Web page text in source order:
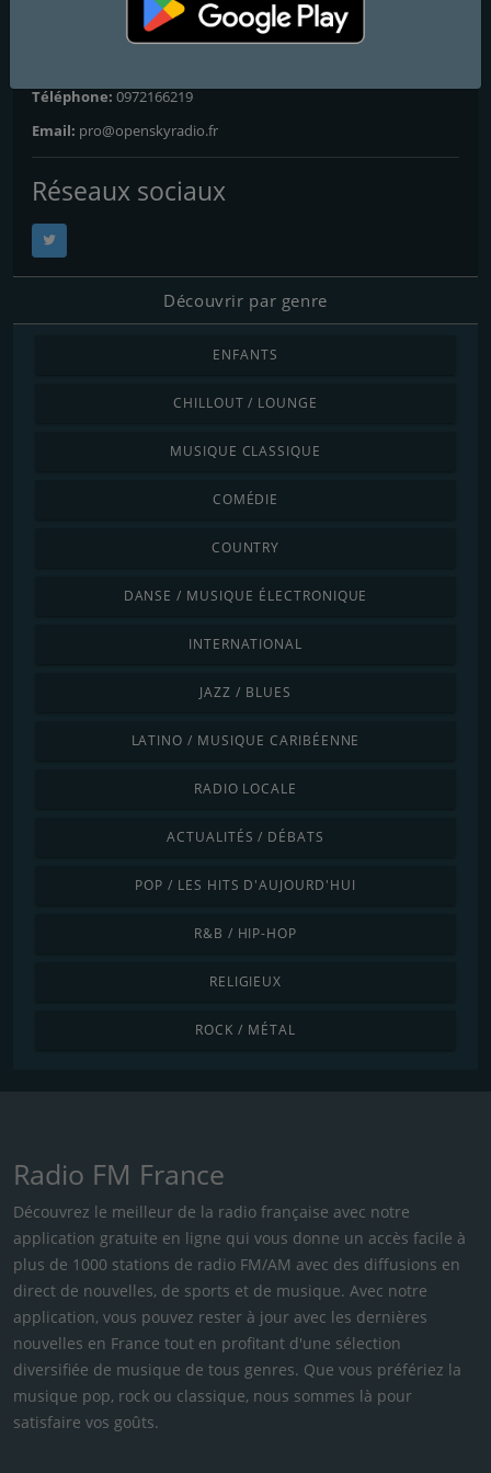
Contacts
Téléphone: 0972166219
Email: pro@openskyradio.fr
Réseaux sociaux
Découvrir par genre
ENFANTS
CHILLOUT / LOUNGE
MUSIQUE CLASSIQUE
COMÉDIE
COUNTRY
DANSE / MUSIQUE ÉLECTRONIQUE
INTERNATIONAL
JAZZ / BLUES
LATINO / MUSIQUE CARIBÉENNE
RADIO LOCALE
ACTUALITÉS / DÉBATS
POP / LES HITS D'AUJOURD'HUI
R&B / HIP-HOP
RELIGIEUX
ROCK / MÉTAL
Radio FM France
Découvrez le meilleur de la radio française avec notre
application gratuite en ligne qui vous donne un accès facile à
plus de 1000 stations de radio FM/AM avec des diffusions en
direct de nouvelles, de sports et de musique. Avec notre
application, vous pouvez rester à jour avec les dernières
nouvelles en France tout en profitant d'une sélection
diversifiée de musique de tous genres. Que vous préfériez la
musique pop, rock ou classique, nous sommes là pour
satisfaire vos goûts.